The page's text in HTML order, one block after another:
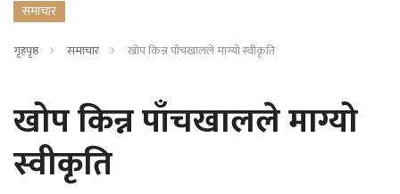
समाचार
गृहपृष्ठ समाचार खोप किन्न पाँचखालले माग्यो स्वीकृति
खोप किन्न पाँचखालले माग्यो
स्वीकृति